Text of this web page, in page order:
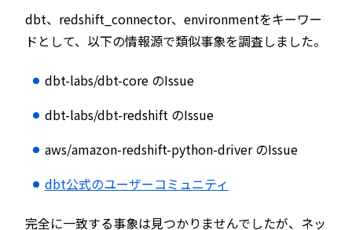
dbt、redshift_connector、environmentをキーワー
ドとして、以下の情報源で類似事象を調査しました。
dbt-labs/dbt-core のIssue
dbt-labs/dbt-redshift のIssue
aws/amazon-redshift-python-driver のIssue
dbt公式のユーザーコミュニティ
完全に一致する事象は見つかりませんでしたが、ネッ